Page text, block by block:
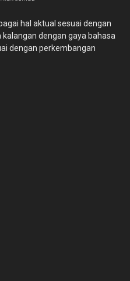
hal aktual sesuai dengan
dengan gaya bahasa
dengan perkembangan